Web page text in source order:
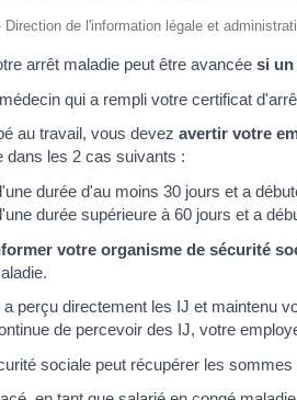
de l'information légale et
arrêt maladie peut être avancée si un
qui a rempli votre certificat
au travail, vous devez avertir votre
dans les 2 cas suivants :
durée d'au moins 30 jours et a
durée supérieure à 60 jours et a
votre organisme de sécurité
perçu directement les IJ et maintenu
de percevoir des IJ, votre
sociale peut récupérer les